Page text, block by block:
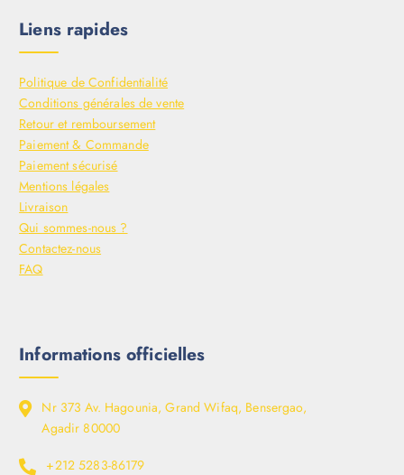
Liens rapides
Politique de Confidentialité
Conditions générales de vente
Retour et remboursement
Paiement & Commande
Paiement sécurisé
Mentions légales
Livraison
Qui sommes-nous ?
Contactez-nous
FAQ
Informations officielles
Nr 373 Av. Hagounia, Grand Wifaq, Bensergao,
Agadir 80000
+212 5283-86179